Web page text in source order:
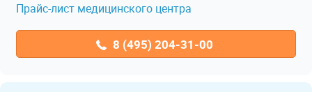
Прайс-лист медицинского центра
8 (495) 204-31-00